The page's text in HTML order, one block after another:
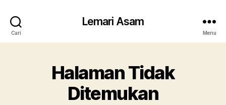
Cari
Lemari Asam
Menu
Halaman Tidak
Ditemukan